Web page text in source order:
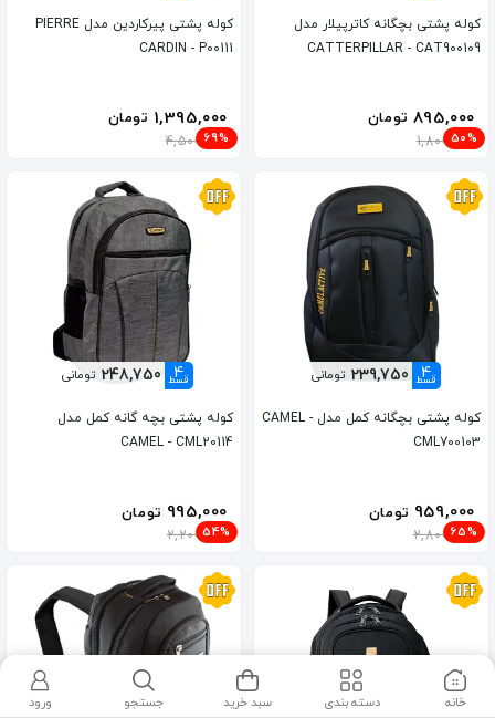
کوله پشتی بچگانه کاترپیلار مدل
CATTERPILLAR - CAT900109
895,000 تومان
1,800,000
50%
کوله پشتی پیرکاردین مدل PIERRE
CARDIN - P00111
1,395,000 تومان
4,500,000
69%
4
قسط 239,750 تومانی
کوله پشتی بچگانه کمل مدل CAMEL -
CML700103
959,000 تومان
2,800,000
65%
4
قسط 248,750 تومانی
کوله پشتی بچه گانه کمل مدل
CAMEL - CML20114
995,000 تومان
2,200,000
54%
خانه دسته بندی سبد خرید جستجو ورود